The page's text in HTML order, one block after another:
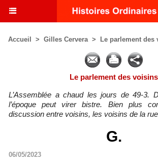
Accueil > Gilles Cervera > Le parlement des
Le parlement des voisins
L’Assemblée a chaud les jours de 49-3.
l’époque peut virer bistre. Bien plus
discussion entre voisins, les voisins de la
G.
06/05/2023